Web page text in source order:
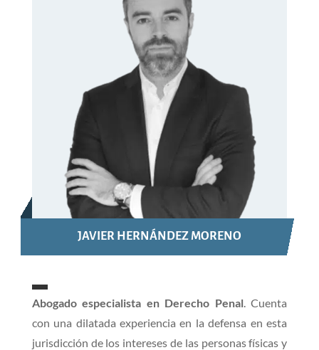
JAVIER HERNÁNDEZ MORENO
Abogado especialista en Derecho Penal. Cuenta
con una dilatada experiencia en la defensa en esta
jurisdicción de los intereses de las personas físicas y